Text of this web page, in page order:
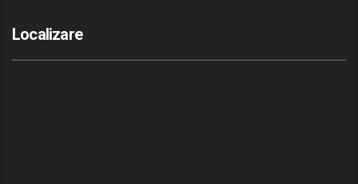
Localizare